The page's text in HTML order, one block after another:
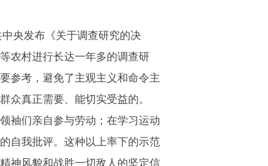
央发布《关于调查研究的决
农村进行长达一年多的调查研
参考，避免了主观主义和命令主
真正需要、能切实受益的。
袖们亲自参与劳动；在学习运动
自我批评。这种以上率下的示范
神风貌和战胜一切敌人的坚定信